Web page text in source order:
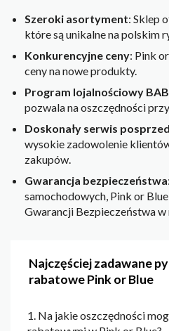
Szeroki asortyment: Sklep
które są unikalne na polskim
Konkurencyjne ceny: Pink
ceny na nowe produkty.
Program lojalnościowy
pozwala na oszczędności
Doskonały serwis
wysokie zadowolenie
zakupów.
Gwarancja bezpieczeństwa
samochodowych, Pink or
Gwarancji Bezpieczeństwa w
Najczęściej zadawane
rabatowe Pink or Blue
1. Na jakie oszczędności